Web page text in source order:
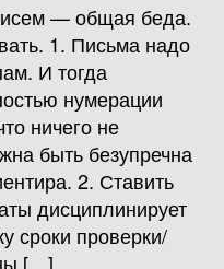
— общая беда.
1. Письма надо
И тогда
нумерации
ничего не
быть безупречна
2. Ставить
дисциплинирует
сроки проверки/
[…]